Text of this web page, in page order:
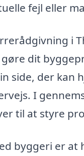
fejl eller
i
dit
side, der
I
til at styre
byggeri er at